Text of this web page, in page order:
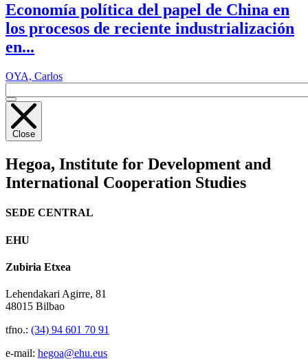
Economía política del papel de China en
los procesos de reciente industrialización
en...
OYA, Carlos
Close
Hegoa, Institute for Development and
International Cooperation Studies
SEDE CENTRAL
EHU
Zubiria Etxea
Lehendakari Agirre, 81
48015 Bilbao
tfno.: (34) 94 601 70 91
e-mail: hegoa@ehu.eus